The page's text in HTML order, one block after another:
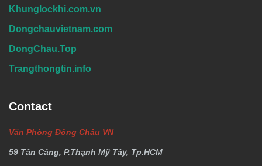
Khunglockhi.com.vn
Dongchauvietnam.com
DongChau.Top
Trangthongtin.info
Contact
Văn Phòng Đông Châu VN
59 Tân Cảng, P.Thạnh Mỹ Tây, Tp.HCM